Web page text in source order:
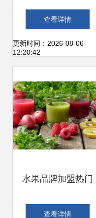
脉搏 慧聪网助力优
质水果农产批发采
查看详情
更新时间：2026-08-06
12:20:42
水果品牌加盟热门
品牌解析 把握新鲜
查看详情